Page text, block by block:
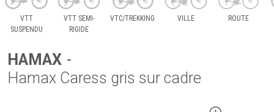
VTT
SUSPENDU
VTT SEMI-
RIGIDE
VTC/TREKKING VILLE ROUTE
HAMAX -
Hamax Caress gris sur cadre